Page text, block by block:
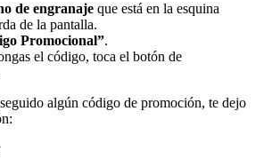
de engranaje que está en la esquina
de la pantalla.
Promocional”.
el código, toca el botón de
algún código de promoción, te dejo